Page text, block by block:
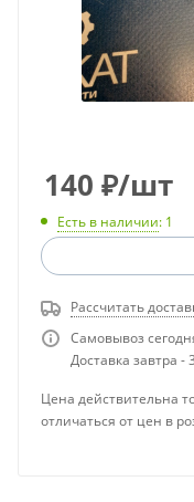
140 ₽/шт
Есть в наличии: 1
Рассчитать
Самовывоз
Доставка завтра -
Цена действительна
отличаться от цен в